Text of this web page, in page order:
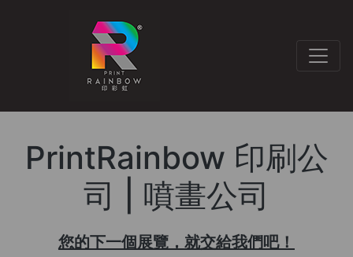
PrintRainbow 印刷公
司 | 噴畫公司
您的下一個展覽，就交給我們吧！